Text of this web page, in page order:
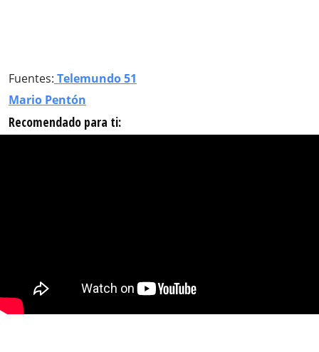
Fuentes: Telemundo 51
Mario Pentón
Recomendado para ti: